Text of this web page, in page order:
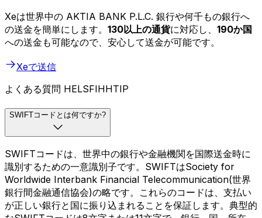
Xeは世界中の AKTIA BANK P.L.C. 銀行や何千もの銀行へ
の送金を簡単にします。 130以上の通貨に対応し、 190か国
への送金も可能なので、安心して送金が可能です。
Xeで送信
よくある質問 HELSFIHHTIP
SWIFTコードとは何ですか?
SWIFTコードは、世界中の銀行や金融機関を国際送金時に
識別するための一意識別子です。SWIFTはSociety for
Worldwide Interbank Financial Telecommunication(世界
銀行間金融通信協会)の略です。これらのコードは、支払い
が正しい銀行と国に振り込まれることを保証します。典型的